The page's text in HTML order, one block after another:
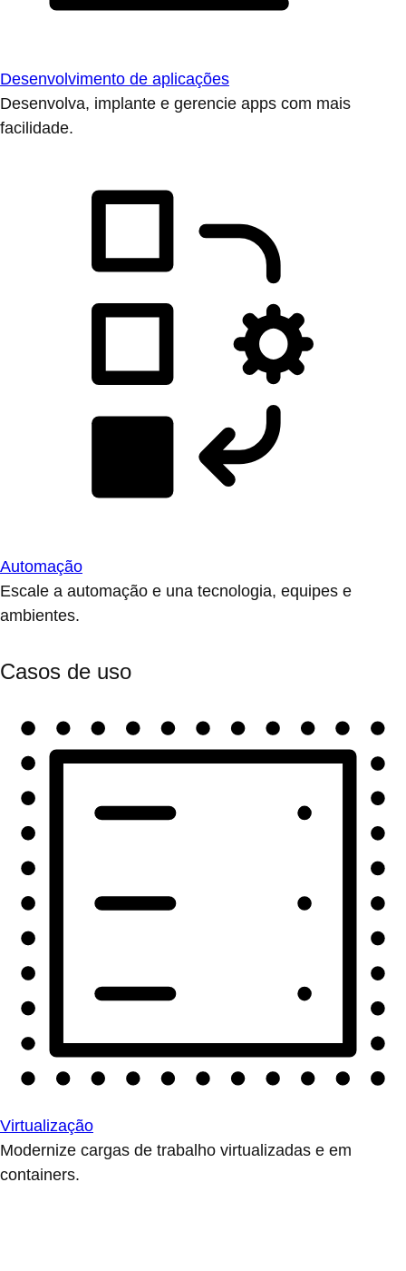
Desenvolvimento de aplicações
Desenvolva, implante e gerencie apps com mais
facilidade.
Automação
Escale a automação e una tecnologia, equipes e
ambientes.
Casos de uso
Virtualização
Modernize cargas de trabalho virtualizadas e em
containers.